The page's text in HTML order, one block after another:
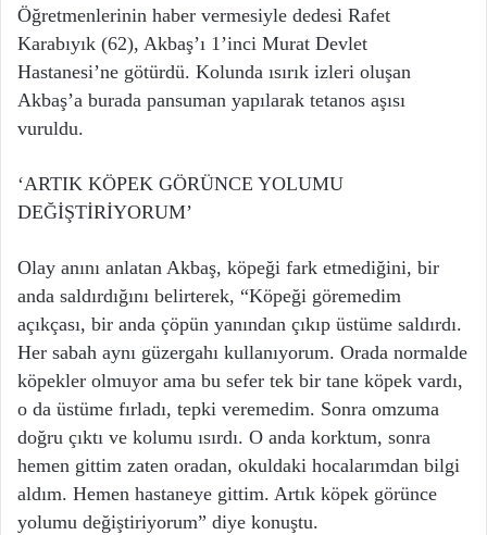
Öğretmenlerinin haber vermesiyle dedesi Rafet
Karabıyık (62), Akbaş’ı 1’inci Murat Devlet
Hastanesi’ne götürdü. Kolunda ısırık izleri oluşan
Akbaş’a burada pansuman yapılarak tetanos aşısı
vuruldu.
‘ARTIK KÖPEK GÖRÜNCE YOLUMU
DEĞİŞTİRİYORUM’
Olay anını anlatan Akbaş, köpeği fark etmediğini, bir
anda saldırdığını belirterek, “Köpeği göremedim
açıkçası, bir anda çöpün yanından çıkıp üstüme saldırdı.
Her sabah aynı güzergahı kullanıyorum. Orada normalde
köpekler olmuyor ama bu sefer tek bir tane köpek vardı,
o da üstüme fırladı, tepki veremedim. Sonra omzuma
doğru çıktı ve kolumu ısırdı. O anda korktum, sonra
hemen gittim zaten oradan, okuldaki hocalarımdan bilgi
aldım. Hemen hastaneye gittim. Artık köpek görünce
yolumu değiştiriyorum” diye konuştu.